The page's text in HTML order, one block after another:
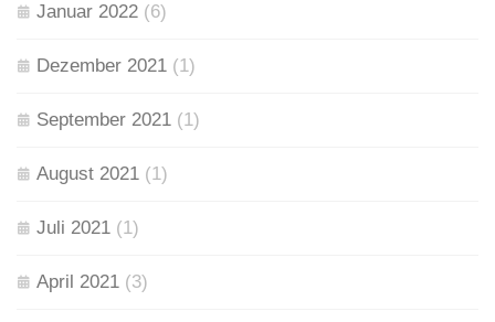
Januar 2022 (6)
Dezember 2021 (1)
September 2021 (1)
August 2021 (1)
Juli 2021 (1)
April 2021 (3)